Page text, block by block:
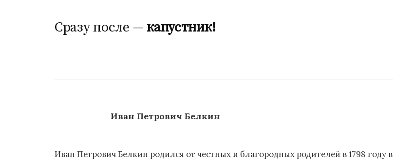
Сразу после — капустник!
Иван Петрович Белкин
Иван Петрович Белкин родился от честных и благородных родителей в 1798 году в